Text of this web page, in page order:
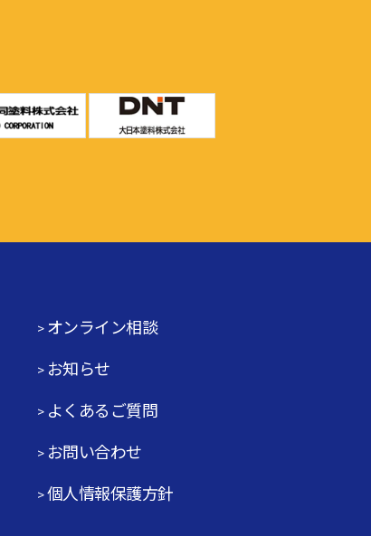
オンライン相談
お知らせ
よくあるご質問
お問い合わせ
個人情報保護方針